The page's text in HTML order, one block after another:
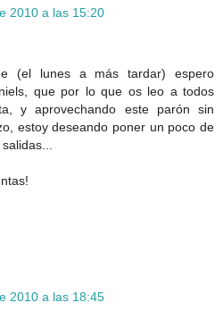
2010 a las 15:20
(el lunes a más tardar) espero
que por lo que os leo a todos
y aprovechando este parón sin
estoy deseando poner un poco de
2010 a las 18:45